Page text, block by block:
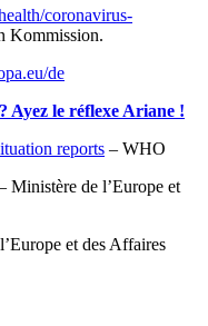
coronavirus-
Kommission.
de
Ayez le réflexe Ariane !
reports – WHO
Ministère de l’Europe et
et des Affaires